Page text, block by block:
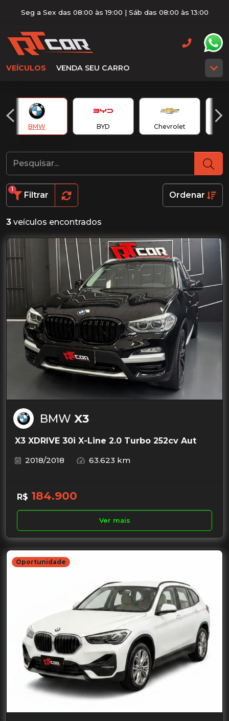
Seg a Sex das 08:00 às 19:00 | Sáb das 08:00 às 13:00
VEÍCULOS VENDA SEU CARRO
BMW BYD Chevrolet
Filtrar
1
Ordenar
3 veículos encontrados
BMW X3
X3 XDRIVE 30i X-Line 2.0 Turbo 252cv Aut
2018/2018
63.623 km
R$ 184.900
Ver mais
Oportunidade